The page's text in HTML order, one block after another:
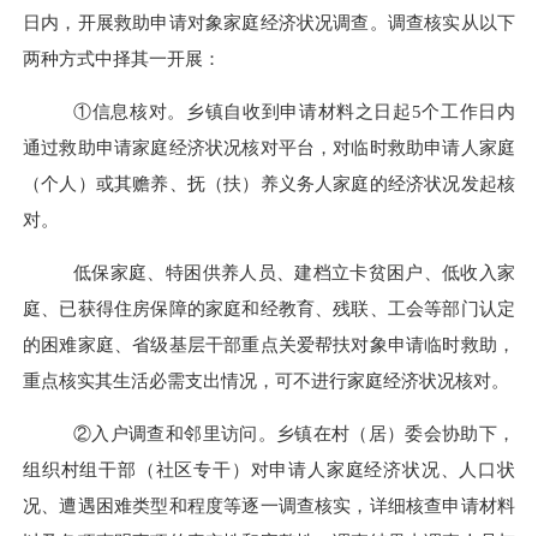
日内，开展救助申请对象家庭经济状况调查。调查核实从以下
两种方式中择其一开展：
①信息核对。乡镇自收到申请材料之日起5个工作日内
通过救助申请家庭经济状况核对平台，对临时救助申请人家庭
（个人）或其赡养、抚（扶）养义务人家庭的经济状况发起核
对。
低保家庭、特困供养人员、建档立卡贫困户、低收入家
庭、已获得住房保障的家庭和经教育、残联、工会等部门认定
的困难家庭、省级基层干部重点关爱帮扶对象申请临时救助，
重点核实其生活必需支出情况，可不进行家庭经济状况核对。
②入户调查和邻里访问。乡镇在村（居）委会协助下，
组织村组干部（社区专干）对申请人家庭经济状况、人口状
况、遭遇困难类型和程度等逐一调查核实，详细核查申请材料